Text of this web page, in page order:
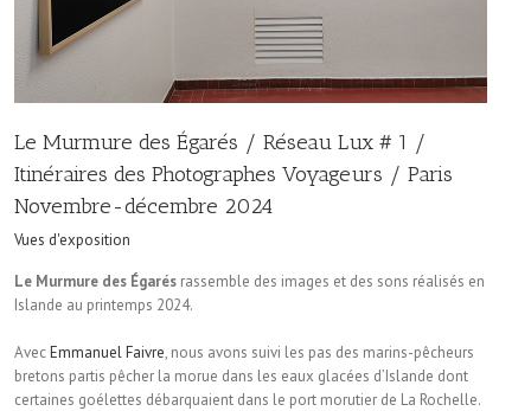
Le Murmure des Égarés / Réseau Lux # 1 /
Itinéraires des Photographes Voyageurs / Paris
Novembre-décembre 2024
Vues d'exposition
Le Murmure des Égarés rassemble des images et des sons réalisés en
Islande au printemps 2024.
AvecEmmanuel Faivre, nous avons suivi les pas des marins-pêcheurs
bretons partis pêcher la morue dans les eaux glacées d’Islande dont
certaines goélettes débarquaient dans le port morutier de La Rochelle.